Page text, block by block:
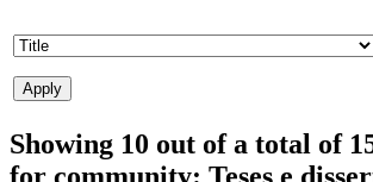
Showing 10 out of a total of